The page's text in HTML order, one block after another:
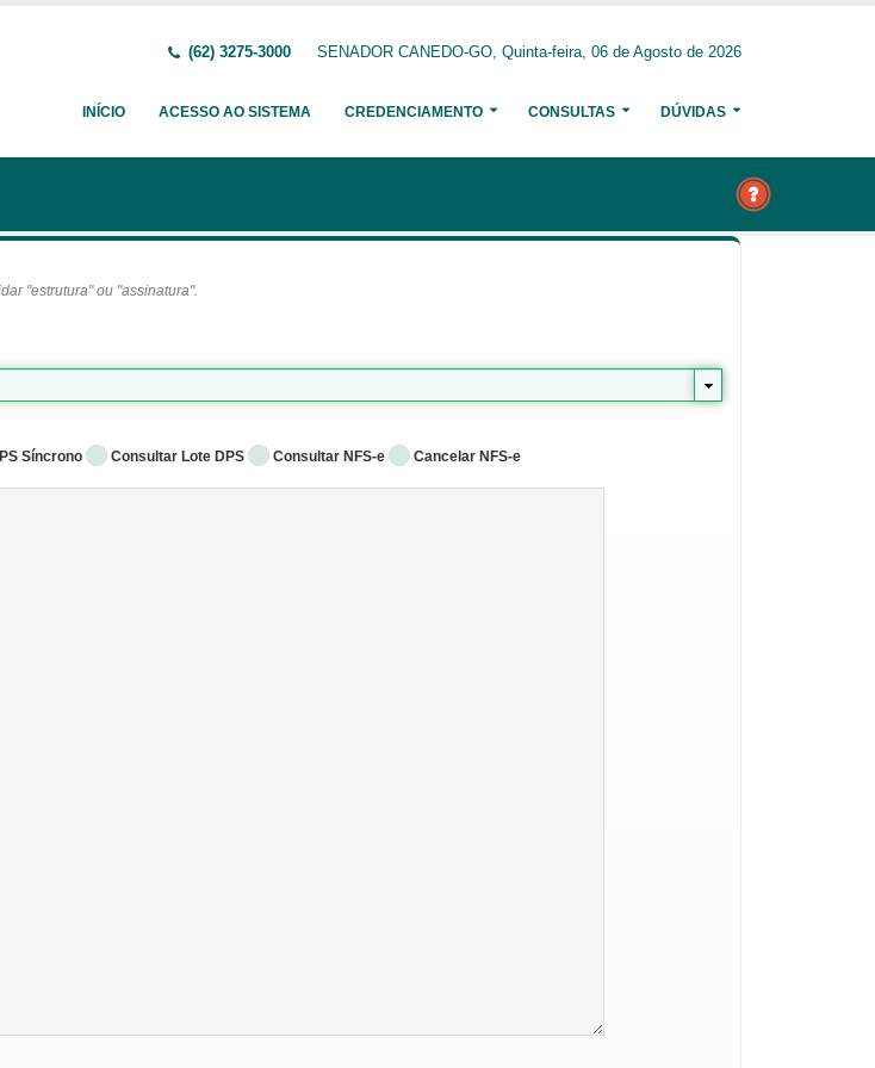
(62) 3275-3000 SENADOR CANEDO-GO, Quinta-feira, 06 de Agosto de 2026
INÍCIO ACESSO AO SISTEMA CREDENCIAMENTO CONSULTAS DÚVIDAS
"estrutura" ou "assinatura".
Síncrono Consultar Lote DPS Consultar NFS-e Cancelar NFS-e